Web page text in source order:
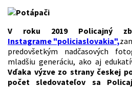
V roku 2019 Policajný
Instagrame "policiaslovakia",
predovšetkým nadčasových
mladšiu generáciu, ako aj
Vďaka výzve zo strany českej
počet sledovateľov sa